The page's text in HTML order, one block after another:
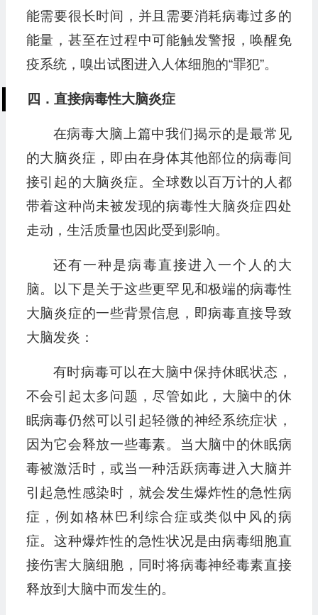
能需要很长时间，并且需要消耗病毒过多的
能量，甚至在过程中可能触发警报，唤醒免
疫系统，嗅出试图进入人体细胞的“罪犯”。
四．直接病毒性大脑炎症
在病毒大脑上篇中我们揭示的是最常见
的大脑炎症，即由在身体其他部位的病毒间
接引起的大脑炎症。全球数以百万计的人都
带着这种尚未被发现的病毒性大脑炎症四处
走动，生活质量也因此受到影响。
还有一种是病毒直接进入一个人的大
脑。以下是关于这些更罕见和极端的病毒性
大脑炎症的一些背景信息，即病毒直接导致
大脑发炎：
有时病毒可以在大脑中保持休眠状态，
不会引起太多问题，尽管如此，大脑中的休
眠病毒仍然可以引起轻微的神经系统症状，
因为它会释放一些毒素。当大脑中的休眠病
毒被激活时，或当一种活跃病毒进入大脑并
引起急性感染时，就会发生爆炸性的急性病
症，例如格林巴利综合症或类似中风的病
症。这种爆炸性的急性状况是由病毒细胞直
接伤害大脑细胞，同时将病毒神经毒素直接
释放到大脑中而发生的。